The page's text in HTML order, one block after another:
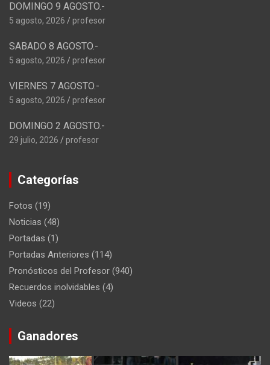
DOMINGO 9 AGOSTO.-
5 agosto, 2026 profesor
SABADO 8 AGOSTO.-
5 agosto, 2026 profesor
VIERNES 7 AGOSTO.-
5 agosto, 2026 profesor
DOMINGO 2 AGOSTO.-
29 julio, 2026 profesor
Categorías
Fotos (19)
Noticias (48)
Portadas (1)
Portadas Anteriores (114)
Pronósticos del Profesor (940)
Recuerdos inolvidables (4)
Videos (22)
Ganadores